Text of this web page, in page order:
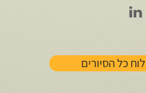
לוח כל הסיורים